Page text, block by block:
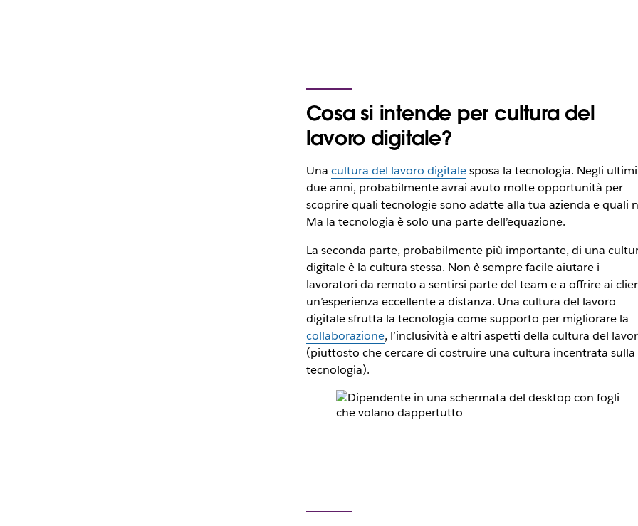
Cosa si intende per cultura del
lavoro digitale?
Una cultura del lavoro digitalesposa la tecnologia. Negli ultimi
due anni, probabilmente avrai avuto molte opportunità per
scoprire quali tecnologie sono adatte alla tua azienda e quali
Ma la tecnologia è solo una parte dell’equazione.
La seconda parte, probabilmente più importante, di una
digitale è la cultura stessa. Non è sempre facile aiutare i
lavoratori da remoto a sentirsi parte del team e a offrire ai
un’esperienza eccellente a distanza. Una cultura del lavoro
digitale sfrutta la tecnologia come supporto per migliorare la
collaborazione, l’inclusività e altri aspetti della cultura del
(piuttosto che cercare di costruire una cultura incentrata sulla
tecnologia).